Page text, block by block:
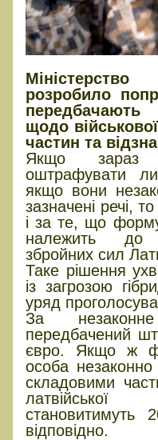
розробило
щодо
частин та
Якщо зараз
оштрафувати
якщо вони
зазначені речі,
і за те, що
належить до
збройних сил
Таке рішення
із загрозою
уряд
За
передбачений
євро. Якщо ж
особа
складовими
відповідно.